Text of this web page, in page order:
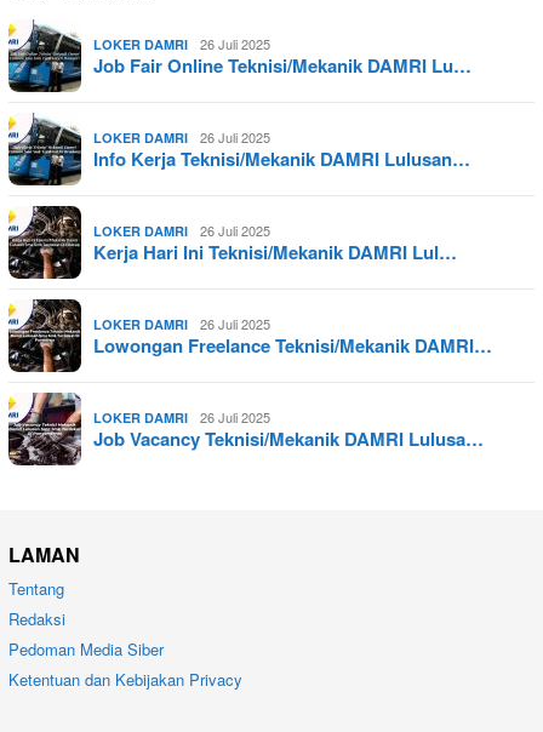
LOKER DAMRI 26 Juli 2025
Job Fair Online Teknisi/Mekanik DAMRI Lu…
LOKER DAMRI 26 Juli 2025
Info Kerja Teknisi/Mekanik DAMRI Lulusan…
LOKER DAMRI 26 Juli 2025
Kerja Hari Ini Teknisi/Mekanik DAMRI Lul…
LOKER DAMRI 26 Juli 2025
Lowongan Freelance Teknisi/Mekanik DAMRI…
LOKER DAMRI 26 Juli 2025
Job Vacancy Teknisi/Mekanik DAMRI Lulusa…
LAMAN
Tentang
Redaksi
Pedoman Media Siber
Ketentuan dan Kebijakan Privacy